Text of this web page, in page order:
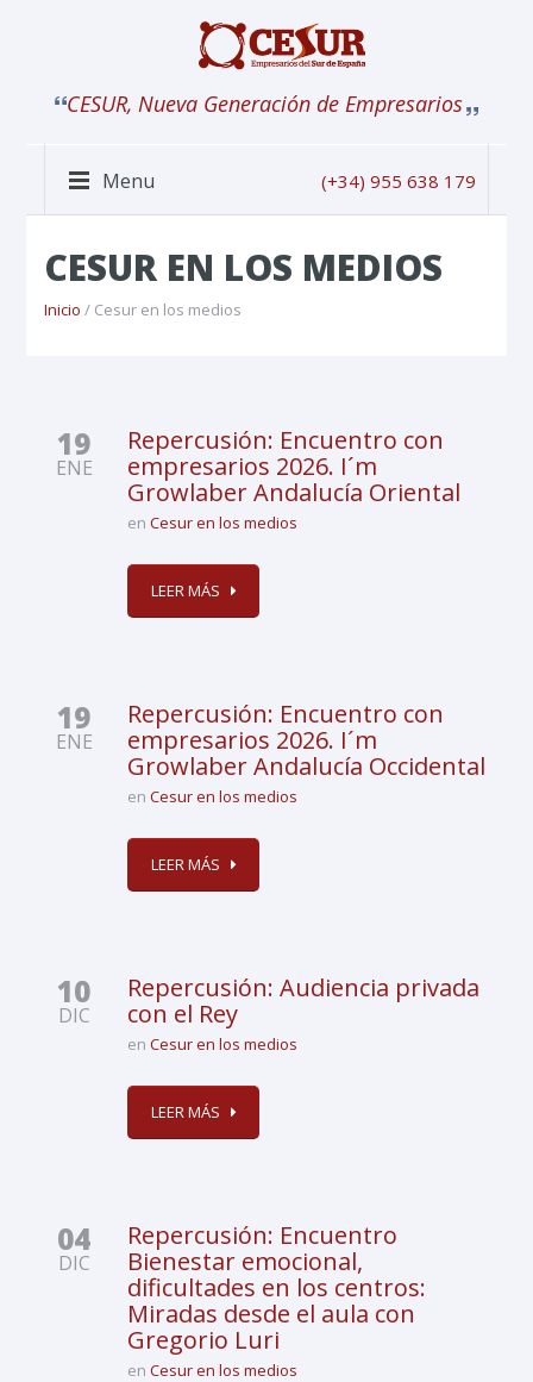
CESUR, Nueva Generación de Empresarios
Menu (+34) 955 638 179
CESUR EN LOS MEDIOS
Inicio / Cesur en los medios
19
ENE
Repercusión: Encuentro con
empresarios 2026. I´m
Growlaber Andalucía Oriental
enCesur en los medios
LEER MÁS
19
ENE
Repercusión: Encuentro con
empresarios 2026. I´m
Growlaber Andalucía Occidental
enCesur en los medios
LEER MÁS
10
DIC
Repercusión: Audiencia privada
con el Rey
enCesur en los medios
LEER MÁS
04
DIC
Repercusión: Encuentro
Bienestar emocional,
dificultades en los centros:
Miradas desde el aula con
Gregorio Luri
enCesur en los medios